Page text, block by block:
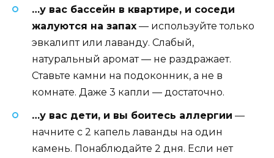
…у вас бассейн в квартире, и соседи
жалуются на запах — используйте только
эвкалипт или лаванду. Слабый,
натуральный аромат — не раздражает.
Ставьте камни на подоконник, а не в
комнате. Даже 3 капли — достаточно.
…у вас дети, и вы боитесь аллергии —
начните с 2 капель лаванды на один
камень. Понаблюдайте 2 дня. Если нет